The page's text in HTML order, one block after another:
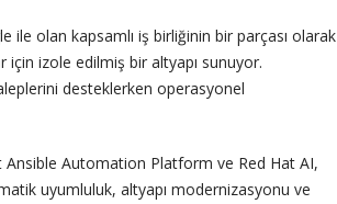
ile olan kapsamlı iş birliğinin bir parçası olarak
izole edilmiş bir altyapı sunuyor.
desteklerken operasyonel
Ansible Automation Platform ve Red Hat AI,
uyumluluk, altyapı modernizasyonu ve